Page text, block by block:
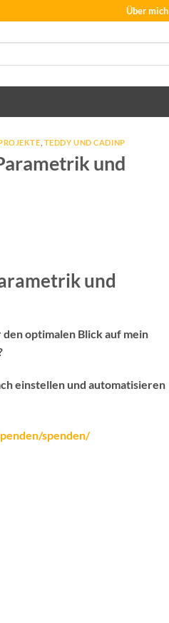
Über mich
TEDDY UND CADINP
und
und
optimalen Blick auf mein
einstellen und automatisieren
spenden/